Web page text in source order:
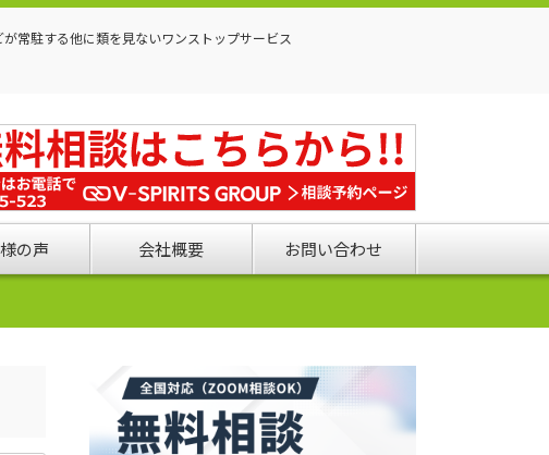
常駐する他に類を見ないワンストップサービス
の声 会社概要 お問い合わせ